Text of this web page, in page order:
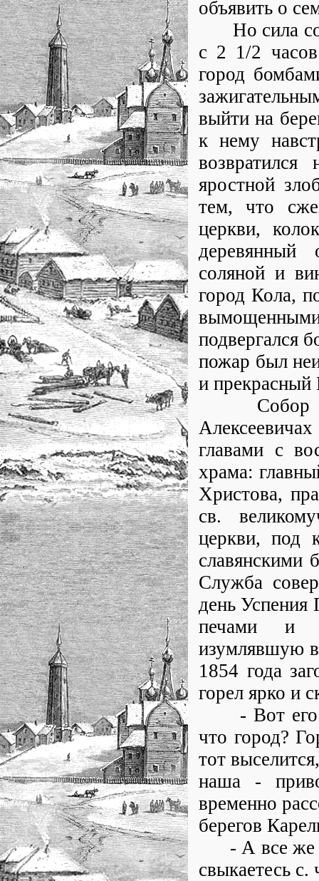
объявить о
Но сила
с 2 1/2
город
выйти на
к нему
яростной
тем, что
церкви,
деревянный
соляной и
город Кола,
вымощенными
подвергался
пожар был
и прекрасный
Собор
главами с
храма:
Христова,
св.
церкви, под
славянскими
Служба
день Успения
печами и
изумлявшую
1854 года
горел ярко и
- Вот его
что город?
тот
наша -
временно
берегов
- А все же
свыкаетесь